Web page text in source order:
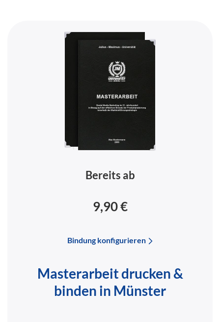
Bereits ab
9,90 €
Bindung konfigurieren
Masterarbeit drucken &
binden in Münster